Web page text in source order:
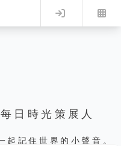
Log in
日時光策展人
起記住世界的小聲音。